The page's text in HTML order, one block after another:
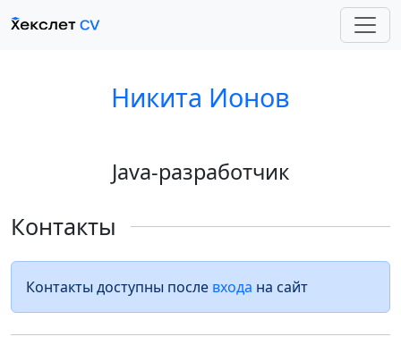
Никита Ионов
Java-разработчик
Контакты
Контакты доступны после входа на сайт